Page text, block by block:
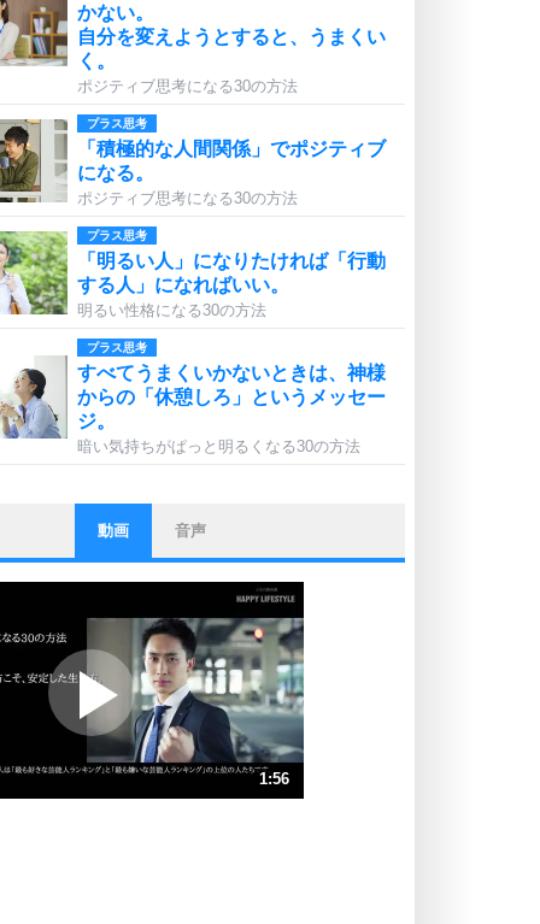
かない。
自分を変えようとすると、うまくい
く。
ポジティブ思考になる30の方法
プラス思考
「積極的な人間関係」でポジティブ
になる。
ポジティブ思考になる30の方法
プラス思考
「明るい人」になりたければ「行動
する人」になればいい。
明るい性格になる30の方法
プラス思考
すべてうまくいかないときは、神様
からの「休憩しろ」というメッセー
ジ。
暗い気持ちがぱっと明るくなる30の方法
ストレス対策
他人と比べない。
いっそのこと、他人を見ない。
プラス思考
ポジティブになれない原因は、行動
しないから。
ポジティブ思考になる30の方法
ストレス対策
動画 音声
1:56